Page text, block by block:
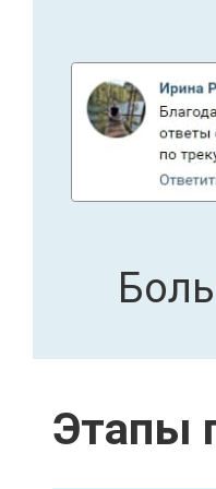
Этапы